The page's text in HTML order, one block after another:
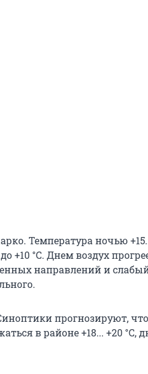
Температура ночью
+10 °С. Днем воздух
направлений и
прогнозируют,
в районе +18... +20 °С,